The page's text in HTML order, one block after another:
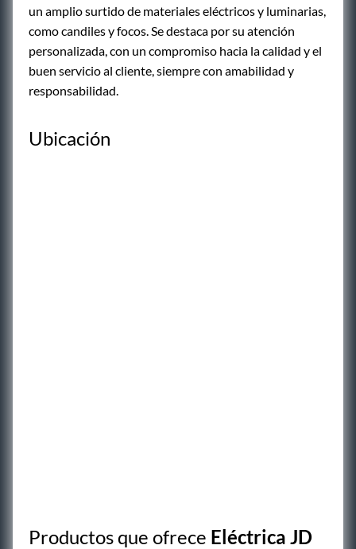
un amplio surtido de materiales eléctricos y luminarias,
como candiles y focos. Se destaca por su atención
personalizada, con un compromiso hacia la calidad y el
buen servicio al cliente, siempre con amabilidad y
responsabilidad.
Ubicación
Productos que ofrece Eléctrica JD